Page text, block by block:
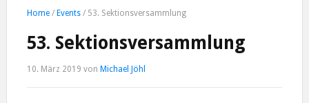
Home / Events / 53. Sektionsversammlung
53. Sektionsversammlung
10. März 2019 von Michael Jöhl